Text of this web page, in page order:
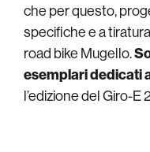
che per questo,
specifiche e a
road bike Mugello.
esemplari dedicati
l’edizione del Giro-E